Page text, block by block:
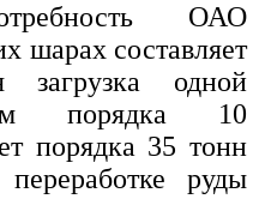
ОАО
шарах составляет
одной
порядка 10
порядка 35 тонн
руды